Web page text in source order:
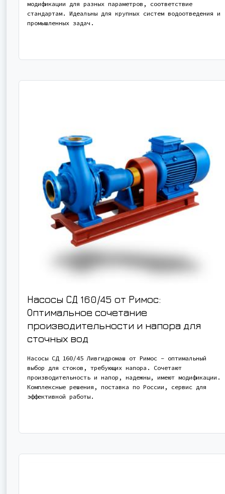
модификации для разных параметров, соответствие
стандартам. Идеальны для крупных систем водоотведения и
промышленных задач.
Насосы СД 160/45 от Римос:
Оптимальное сочетание
производительности и напора для
сточных вод
Насосы СД 160/45 Ливгидромаш от Римос – оптимальный
выбор для стоков, требующих напора. Сочетают
производительность и напор, надежны, имеют модификации.
Комплексные решения, поставка по России, сервис для
эффективной работы.